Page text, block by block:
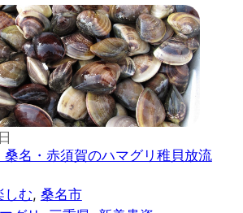
桑名・赤須賀のハマグリ稚貝放流
しむ, 桑名市